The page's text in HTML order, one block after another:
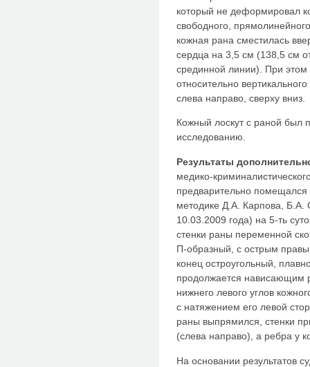
который не деформировал
свободного,
кожная рана сместилась
сердца на 3,5 см (138,5 см
срединной линии). При этом
относительно
слева направо, сверху вниз.
Кожный лоскут с раной был
исследованию.
Результаты
медико-
предварительно
методике Д.А. Карпова, Б.А.
10.03.2009 года) на 5-ть
стенки раны переменной
П-образный, с острым
конец остроугольный,
продолжается нависающим
нижнего левого углов
с натяжением его левой
раны выпрямился, стенки
(слева направо), а ребра у
На основании результатов